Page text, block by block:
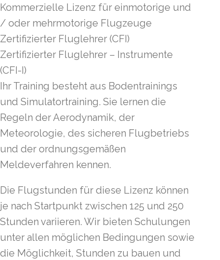
Kommerzielle Lizenz für einmotorige und
/ oder mehrmotorige Flugzeuge
Zertifizierter Fluglehrer (CFI)
Zertifizierter Fluglehrer – Instrumente
(CFI-I)
Ihr Training besteht aus Bodentrainings
und Simulatortraining. Sie lernen die
Regeln der Aerodynamik, der
Meteorologie, des sicheren Flugbetriebs
und der ordnungsgemäßen
Meldeverfahren kennen.
Die Flugstunden für diese Lizenz können
je nach Startpunkt zwischen 125 und 250
Stunden variieren. Wir bieten Schulungen
unter allen möglichen Bedingungen sowie
die Möglichkeit, Stunden zu bauen und